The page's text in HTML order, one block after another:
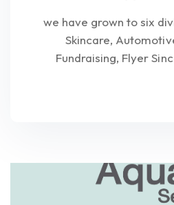
we have grown to six
Skincare,
Fundraising, Flyer